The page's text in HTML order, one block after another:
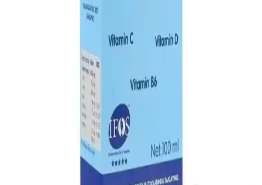
Köpekler İçin Balık Yağı Kullanımı ve Sağlık
Faydaları Hakkında Detaylı Rehber
Köpekler için balık yağı, omega-3 ve omega-6 bakımından
zengindir, kalp, cilt, eklem sağlığını destekler ve düzenli kullanımla
yaşam kalitelerini artırır.
Çocuklarda Balık Yağı Kullanımı ve Sağlıklı
Gelişimdeki Rolü Hakkında Bilinmesi Gerekenler
Çocuklarda balık yağı, omega-3 ve D vitamini içerikleriyle gelişimi
destekler. Doz, kalite ve kullanım dikkat edilmelidir. Uzman
önerisiyle sağlıklı büyüme sağlanır.
ZincoOmega Balık Yağı: Omega-3 İçeriği ve Sağlık
Faydaları Hakkında Bilmeniz Gerekenler